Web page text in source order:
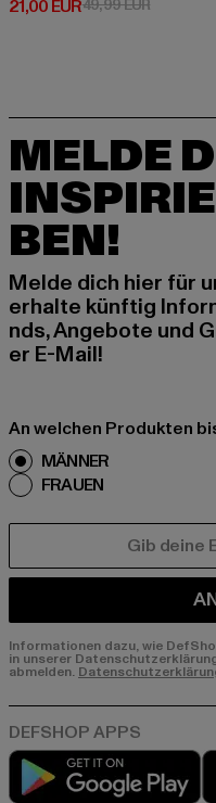
21,00 EUR
Derzeitiger Preis: 21,00 EUR
49,99 EUR
MELDE
BEN!
Melde dich hier für
erhalte künftig
nds, Angebote und
er E-Mail!
An welchen Produkten
MÄNNER
FRAUEN
Informationen dazu, wie
in unserer
abmelden.